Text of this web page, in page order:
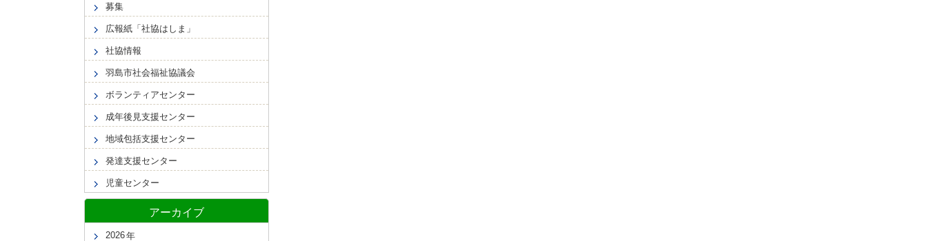
募集
広報紙「社協はしま」
社協情報
羽島市社会福祉協議会
ボランティアセンター
成年後見支援センター
地域包括支援センター
発達支援センター
児童センター
アーカイブ
2026